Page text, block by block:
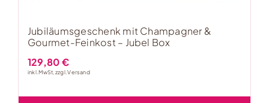
Jubiläumsgeschenk mit Champagner &
Gourmet-Feinkost – Jubel Box
129,80€
inkl. MwSt, zzgl.Versand